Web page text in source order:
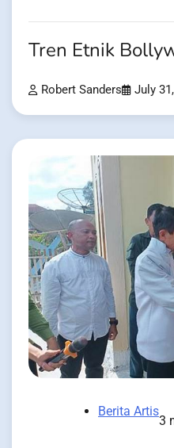
Tren Etnik
Robert Sanders July
Berita Artis
3